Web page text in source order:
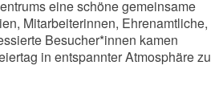
eine schöne gemeinsame
Mitarbeiterinnen, Ehrenamtliche,
Besucher*innen kamen
in entspannter Atmosphäre zu